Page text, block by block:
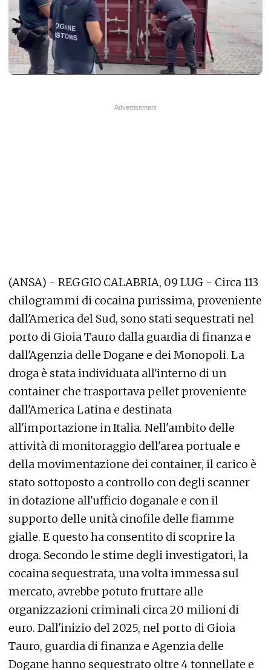
(ANSA) - REGGIO CALABRIA, 09 LUG - Circa 113
chilogrammi di cocaina purissima, proveniente
dall'America del Sud, sono stati sequestrati nel
porto di Gioia Tauro dalla guardia di finanza e
dall'Agenzia delle Dogane e dei Monopoli. La
droga è stata individuata all'interno di un
container che trasportava pellet proveniente
dall'America Latina e destinata
all'importazione in Italia. Nell'ambito delle
attività di monitoraggio dell'area portuale e
della movimentazione dei container, il carico è
stato sottoposto a controllo con degli scanner
in dotazione all'ufficio doganale e con il
supporto delle unità cinofile delle fiamme
gialle. E questo ha consentito di scoprire la
droga. Secondo le stime degli investigatori, la
cocaina sequestrata, una volta immessa sul
mercato, avrebbe potuto fruttare alle
organizzazioni criminali circa 20 milioni di
euro. Dall'inizio del 2025, nel porto di Gioia
Tauro, guardia di finanza e Agenzia delle
Dogane hanno sequestrato oltre 4 tonnellate e